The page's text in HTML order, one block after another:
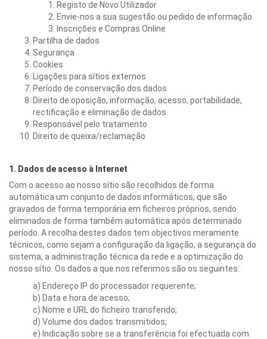
Registo de Novo Utilizador
Envie-nos a sua sugestão ou pedido de informação
Inscrições e Compras Online
Partilha de dados
Segurança
Cookies
Ligações para sítios externos
Período de conservação dos dados
Direito de oposição, informação, acesso, portabilidade,
rectificação e eliminação de dados
Responsável pelo tratamento
Direito de queixa/reclamação
1. Dados de acesso à Internet
Com o acesso ao nosso sítio são recolhidos de forma
automática um conjunto de dados informáticos, que são
gravados de forma temporária em ficheiros próprios, sendo
eliminados de forma também automática após determinado
período. A recolha destes dados tem objectivos meramente
técnicos, como sejam a configuração da ligação, a segurança do
sistema, a administração técnica da rede e a optimização do
nosso sítio. Os dados a que nos referimos são os seguintes:
a) Endereço IP do processador requerente;
b) Data e hora de acesso;
c) Nome e URL do ficheiro transferido;
d) Volume dos dados transmitidos;
e) Indicação sobre se a transferência foi efectuada com